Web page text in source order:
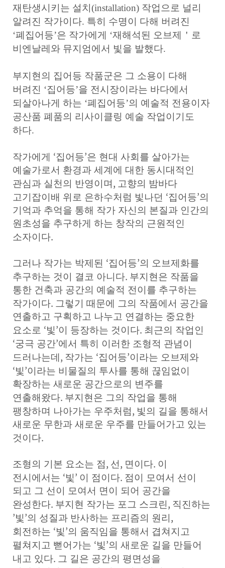
재탄생시키는 설치(installation) 작업으로 널리
알려진 작가이다. 특히 수명이 다해 버려진
‘폐집어등’은 작가에게 ‘재해석된 오브제＇로
비엔날레와 뮤지엄에서 빛을 발했다.
부지현의 집어등 작품군은 그 소용이 다해
버려진 ‘집어등’을 전시장이라는 바다에서
되살아나게 하는 ‘폐집어등’의 예술적 전용이자
공산품 폐품의 리사이클링 예술 작업이기도
하다.
작가에게 ‘집어등’은 현대 사회를 살아가는
예술가로서 환경과 세계에 대한 동시대적인
관심과 실천의 반영이며 , 고향의 밤바다
고기잡이배 위로 은하수처럼 빛나던 ‘집어등’의
기억과 추억을 통해 작가 자신의 본질과 인간의
원초성을 추구하게 하는 창작의 근원적인
소자이다.
그 러나 작가는 박제된 ‘집어등’의 오브제화를
추구하는 것이 결코 아니다. 부지현은 작품을
통한 건축과 공간의 예술적 전이를 추구하는
작가이다. 그렇기 때문에 그의 작품에서 공간을
연출하고 구획하고 나누고 연결하는 중요한
요소로 ‘빛’이 등장하는 것이다. 최근의 작업인
‘궁극 공간’에서 특히 이러한 조형적 관념이
드러나는데 , 작가는 ‘집어등’이라는 오브제와
‘빛’이라는 비물질의 투사를 통해 끊임없이
확장하는 새로운 공간으로의 변주를
연출해왔다. 부지현은 그의 작업을 통해
팽창하며 나아가는 우주처럼, 빛의 길을 통해서
새로운 무한과 새로운 우주를 만들어가고 있는
것이다.
조형의 기본 요소는 점, 선 , 면이다. 이
전시에서는 ‘빛’ 이 점이다. 점이 모여서 선이
되고 그 선이 모여서 면이 되어 공간을
완성한다. 부지현 작가는 포그 스크린, 직진하는
’빛’의 성질과 반사하는 프리즘의 원리 ,
회전하는 ‘빛’의 움직임을 통해서 겹쳐지고
펼쳐지고 뻗어가는 ‘빛’의 새로운 길을 만들어
내고 있다. 그 길은 공간의 평면성을